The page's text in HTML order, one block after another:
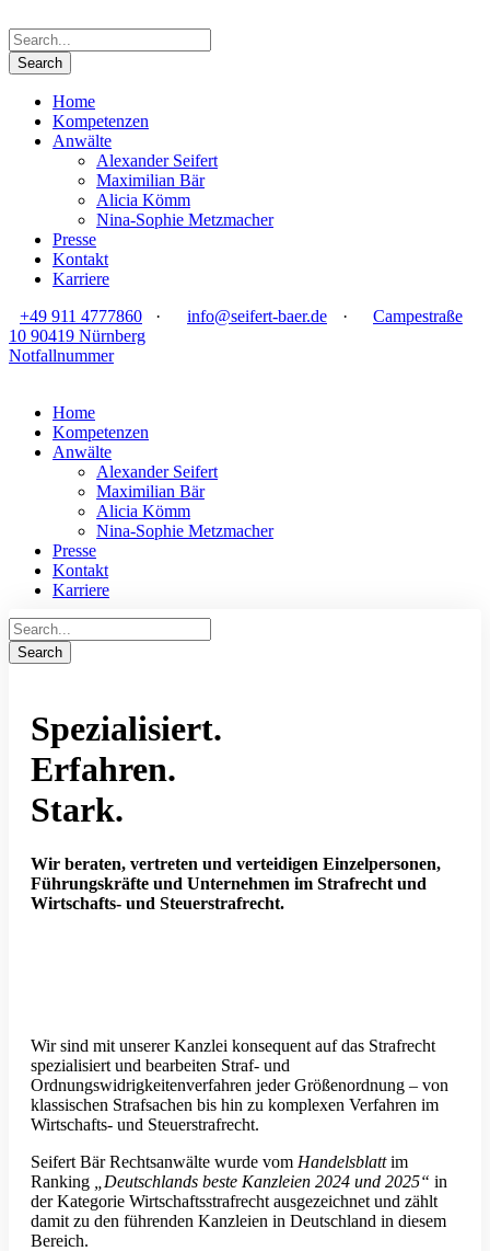
Home
Kompetenzen
Anwälte
Alexander Seifert
Maximilian Bär
Alicia Kömm
Nina-Sophie Metzmacher
Presse
Kontakt
Karriere
+49 911 4777860
· info@seifert-baer.de ·
Campestraße
10 90419 Nürnberg
Notfallnummer
Home
Kompetenzen
Anwälte
Alexander Seifert
Maximilian Bär
Alicia Kömm
Nina-Sophie Metzmacher
Presse
Kontakt
Karriere
Spezialisiert.
Erfahren.
Stark.
Wir beraten, vertreten und verteidigen Einzelpersonen,
Führungskräfte und Unternehmen im Strafrecht und
Wirtschafts- und Steuerstrafrecht.
Wir sind mit unserer Kanzlei konsequent auf das Strafrecht
spezialisiert und bearbeiten Straf- und
Ordnungswidrigkeitenverfahren jeder Größenordnung – von
klassischen Strafsachen bis hin zu komplexen Verfahren im
Wirtschafts- und Steuerstrafrecht.
Seifert Bär Rechtsanwälte wurde vom Handelsblattim
Ranking
„Deutschlands beste Kanzleien 2024 und 2025“ in
der Kategorie Wirtschaftsstrafrecht ausgezeichnet und zählt
damit zu den führenden Kanzleien in Deutschland in diesem
Bereich.